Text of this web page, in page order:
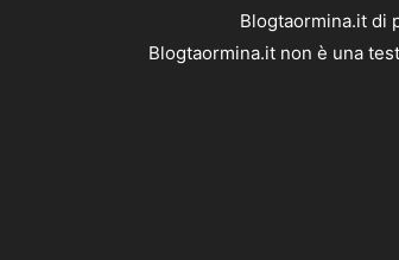
Blogtaormina.it di
Blogtaormina.it non è una